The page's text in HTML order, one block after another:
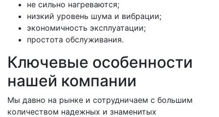
не сильно нагреваются;
низкий уровень шума и вибрации;
экономичность эксплуатации;
простота обслуживания.
Ключевые особенности
нашей компании
Мы давно на рынке и сотрудничаем с большим
количеством надежных и знаменитых